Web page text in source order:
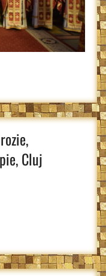
Cluj